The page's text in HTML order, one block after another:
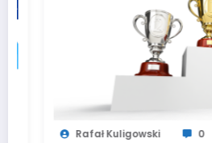
Rafał Kuligowski